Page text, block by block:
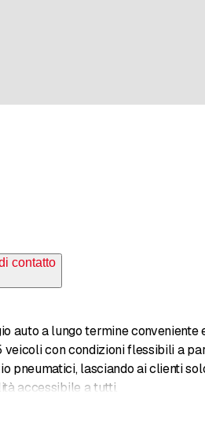
contatto
auto a lungo termine
con condizioni flessibili a
pneumatici, lasciando ai clienti
accessibile a tutti.